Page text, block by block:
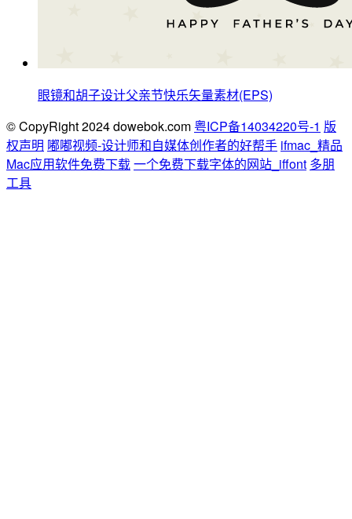
眼镜和胡子设计父亲节快乐矢量素材(EPS)
© CopyRight 2024 dowebok.com 粤ICP备14034220号-1 版
权声明 嘟嘟视频-设计师和自媒体创作者的好帮手 ifmac_精品
Mac应用软件免费下载一个免费下载字体的网站_iffont 多朋
工具